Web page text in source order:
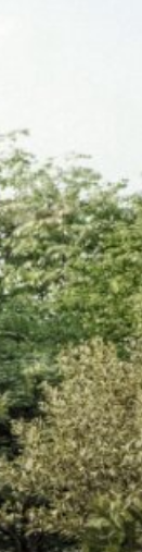
Massiv, Bad
ANRUFEN